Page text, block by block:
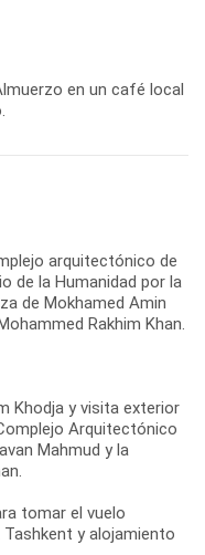
en un café local
arquitectónico de
de la Humanidad por la
de Mokhamed Amin
Rakhim Khan.
Khodja y visita exterior
Arquitectónico
Mahmud y la
tomar el vuelo
y alojamiento